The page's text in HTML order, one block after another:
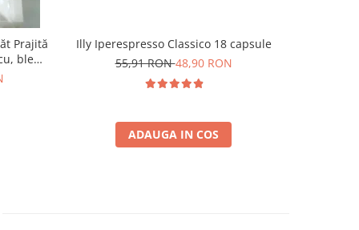
Prajită
blend
Illy Iperespresso Classico 18 capsule
55,91 RON48,90 RON
ADAUGA IN COS